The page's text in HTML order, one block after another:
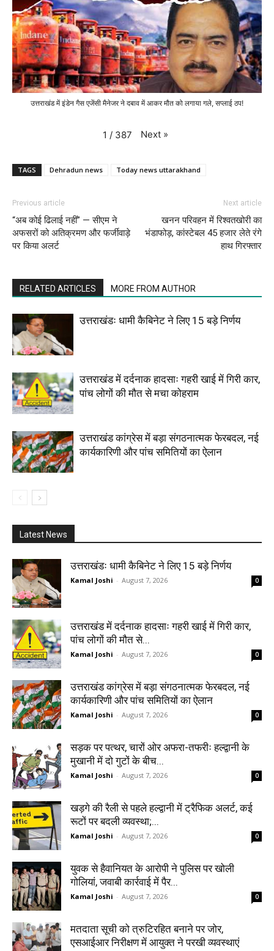
उत्तराखंड में इंडेन गैस एजेंसी मैनेजर ने दबाव में आकर मौत को लगाया गले, सप्लाई ठप!
1 / 387 Next »
TAGS Dehradun news Today news uttarakhand
Previous article
“अब कोई ढिलाई नहीं” — सीएम ने
अफसरों को अतिक्रमण और फर्जीवाड़े
पर किया अलर्ट
Next article
खनन परिवहन में रिश्वतखोरी का
भंडाफोड़, कांस्टेबल 45 हजार लेते रंगे
हाथ गिरफ्तार
RELATED ARTICLES MORE FROM AUTHOR
उत्तराखंडः धामी कैबिनेट ने लिए 15 बड़े निर्णय
उत्तराखंड में दर्दनाक हादसाः गहरी खाई में गिरी कार,
पांच लोगों की मौत से मचा कोहराम
उत्तराखंड कांग्रेस में बड़ा संगठनात्मक फेरबदल, नई
कार्यकारिणी और पांच समितियों का ऐलान
Latest News
उत्तराखंडः धामी कैबिनेट ने लिए 15 बड़े निर्णय
Kamal Joshi - August 7, 2026 0
उत्तराखंड में दर्दनाक हादसाः गहरी खाई में गिरी कार,
पांच लोगों की मौत से...
Kamal Joshi - August 7, 2026 0
उत्तराखंड कांग्रेस में बड़ा संगठनात्मक फेरबदल, नई
कार्यकारिणी और पांच समितियों का ऐलान
Kamal Joshi - August 7, 2026 0
सड़क पर पत्थर, चारों ओर अफरा-तफरीः हल्द्वानी के
मुखानी में दो गुटों के बीच...
Kamal Joshi - August 7, 2026 0
खड़गे की रैली से पहले हल्द्वानी में ट्रैफिक अलर्ट, कई
रूटों पर बदली व्यवस्था;...
Kamal Joshi - August 7, 2026 0
युवक से हैवानियत के आरोपी ने पुलिस पर खोली
गोलियां, जवाबी कार्रवाई में पैर...
Kamal Joshi - August 7, 2026 0
मतदाता सूची को त्रुटिरहित बनाने पर जोर,
एसआईआर निरीक्षण में आयुक्त ने परखी व्यवस्थाएं